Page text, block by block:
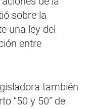
sobre la
una ley del
entre
también
“50 y 50” de